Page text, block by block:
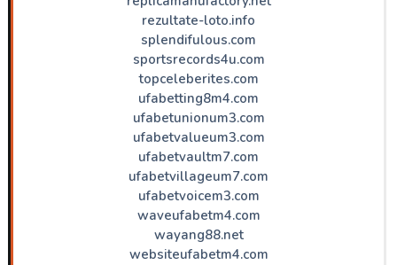
rezultate-loto.info
splendifulous.com
sportsrecords4u.com
topceleberites.com
ufabetting8m4.com
ufabetunionum3.com
ufabetvalueum3.com
ufabetvaultm7.com
ufabetvillageum7.com
ufabetvoicem3.com
waveufabetm4.com
wayang88.net
websiteufabetm4.com